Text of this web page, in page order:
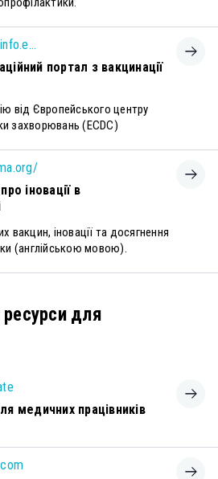
https://www.vaccination-info.eu/en/about-us
портал з вакцинації
від Європейського центру
захворювань (ECDC)
іновації в
вакцин, іновації та досягнення
(англійською мовою).
ресурси для
медичних працівників